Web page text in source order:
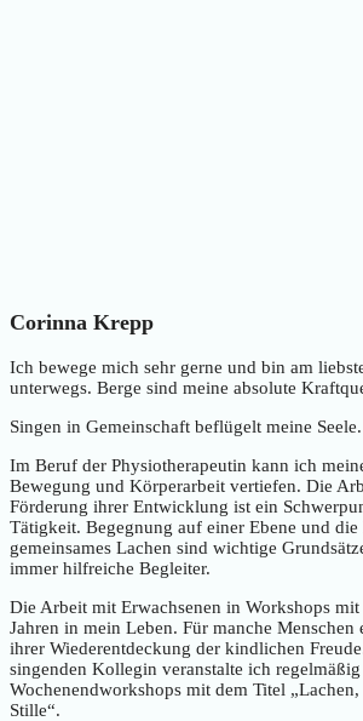
Corinna Krepp
Ich bewege mich sehr gerne und bin am
unterwegs. Berge sind meine absolute
Singen in Gemeinschaft beflügelt meine Seele.
Im Beruf der Physiotherapeutin kann ich
Bewegung und Körperarbeit vertiefen. Die
Förderung ihrer Entwicklung ist ein
Tätigkeit. Begegnung auf einer Ebene und
gemeinsames Lachen sind wichtige
immer hilfreiche Begleiter.
Die Arbeit mit Erwachsenen in Workshops
Jahren in mein Leben. Für manche Menschen
ihrer Wiederentdeckung der kindlichen
singenden Kollegin veranstalte ich regelmäßig
Wochenendworkshops mit dem Titel
Stille“.